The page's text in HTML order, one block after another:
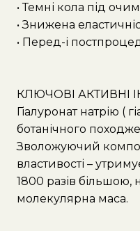
• Темні кола під
• Знижена
• Перед-і
КЛЮЧОВІ АКТИВНІ
Гіалуронат натрію (
ботанічного
Зволожуючий
властивості –
1800 разів більшою,
молекулярна маса.